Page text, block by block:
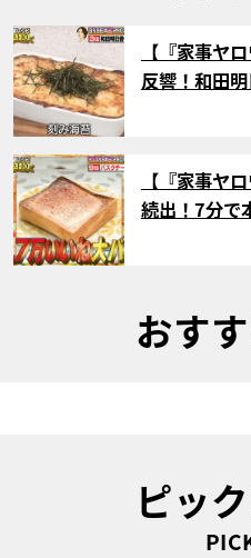
サムネイル
【『家事ヤ
反響！和田
サムネイル
【『家事ヤ
続出！7分で
おす
ピッ